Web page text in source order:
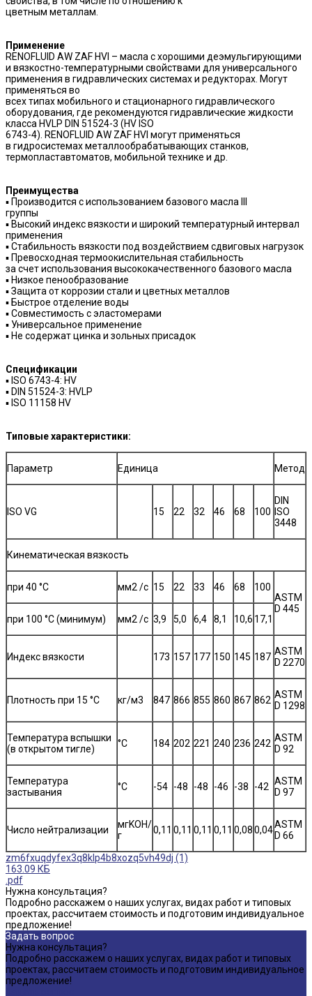
цветным металлам.
Применение
RENOFLUID AW ZAF HVI – масла с хорошими деэмульгирующими
и вязкостно-температурными свойствами для универсального
применения в гидравлических системах и редукторах. Могут
применяться во
всех типах мобильного и стационарного гидравлического
оборудования, где рекомендуются гидравлические жидкости
класса HVLP DIN 51524-3 (HV ISO
6743-4). RENOFLUID AW ZAF HVI могут применяться
в гидросистемах металлообрабатывающих станков,
термопластавтоматов, мобильной технике и др.
Преимущества
▪ Производится с использованием базового масла III
группы
▪ Высокий индекс вязкости и широкий температурный интервал
применения
▪ Стабильность вязкости под воздействием сдвиговых нагрузок
▪ Превосходная термоокислительная стабильность
за счет использования высококачественного базового масла
▪ Низкое пенообразование
▪ Защита от коррозии стали и цветных металлов
▪ Быстрое отделение воды
▪ Совместимость с эластомерами
▪ Универсальное применение
▪ Не содержат цинка и зольных присадок
Спецификации
▪ ISO 6743-4: HV
▪ DIN 51524-3: HVLP
▪ ISO 11158 HV
Типовые характеристики:
Параметр Единица Метод
ISO VG 15 22 32 46 68 100
DIN
ISO
3448
Кинематическая вязкость
при 40 °C мм2 /с 15 22 33 46 68
100
ASTM
D 445
при 100 °C (минимум)
мм2 /с 3,9 5,0 6,4 8,1 10,6 17,1
Индекс вязкости 173 157 177 150 145 187 ASTM
D 2270
Плотность при 15 °C кг/м3 847 866 855 860 867 862 ASTM
D 1298
Температура вспышки
(в открытом тигле)
°C 184 202 221 240 236 242 ASTM
D 92
Температура
застывания
°C -54 -48 -48 -46 -38 -42 ASTM
D 97
Число нейтрализации
мгKOH/
г
0,11 0,11 0,11 0,11 0,080,04ASTM
D 66
zm6fxuqdyfex3q8klp4b8xozq5vh49dj (1)
163.09 КБ
.pdf
Нужна консультация?
Подробно расскажем о наших услугах, видах работ и типовых
проектах, рассчитаем стоимость и подготовим индивидуальное
предложение!
Задать вопрос
Нужна консультация?
Подробно расскажем о наших услугах, видах работ и типовых
проектах, рассчитаем стоимость и подготовим индивидуальное
предложение!